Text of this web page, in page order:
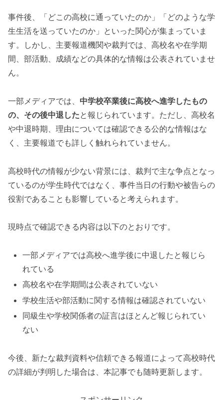
事件後、「どこの高校に通っていたのか」「どのような学
生生活を送っていたのか」といった関心が集まっていま
す。しかし、主要報道機関や裁判では、高校名や在学期
間、部活動、成績などの具体的な情報は公表されていませ
ん。
一部メディアでは、 中学校卒業後に高校へ進学したもの
の、その後中退したと報じられています。ただし、高校名
や中退時期、理由については確認できる公的な情報はな
く、主要報道でも詳しく触れられていません。
高校時代の情報が少ない背景には、裁判で主な争点となっ
ているのが学生時代ではなく、事件当日の行動や被告らの
役割であることも影響していると考えられます。
現時点で確認できる内容は以下のとおりです。
一部メディアでは高校へ進学後に中退したと報じら
れている
高校名や在学期間は公表されていない
学校生活や部活動に関する情報は確認されていない
同級生や学校関係者の証言はほとんど報じられてい
ない
今後、新たな裁判資料や信頼できる報道によって高校時代
の詳細が判明した場合は、本記事でも随時更新します。